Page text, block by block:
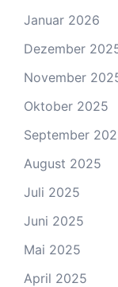
Januar 2026
Dezember
November
Oktober 2025
September
August 2025
Juli 2025
Juni 2025
Mai 2025
April 2025